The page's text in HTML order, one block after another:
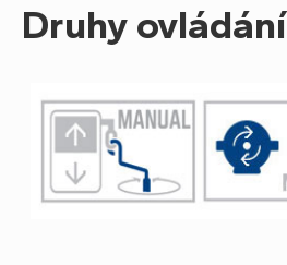
Druhy ovládání